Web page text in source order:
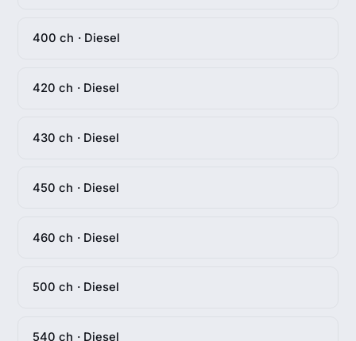
400 ch · Diesel
420 ch · Diesel
430 ch · Diesel
450 ch · Diesel
460 ch · Diesel
500 ch · Diesel
540 ch · Diesel